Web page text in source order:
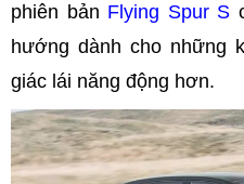
phiên bản Flying Spur S
hướng dành cho những
giác lái năng động hơn.